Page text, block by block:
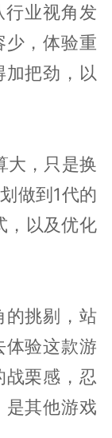
业视角发
少，体验重
把劲，以
大，只是换
做到1代的
，以及优化
的挑剔，站
体验这款游
栗感，忍
是其他游戏